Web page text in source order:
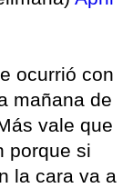
ocurrió con
mañana de
vale que
porque si
la cara va a